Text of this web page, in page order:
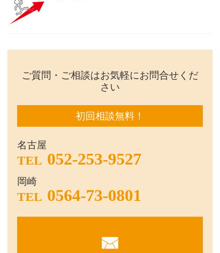
ご質問・ご相談はお気軽にお問合せくだ
さい
初回相談無料！
名古屋
TEL 052-253-9527
岡崎
TEL 0564-73-0801